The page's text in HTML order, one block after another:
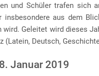
und Schüler trafen sich
insbesondere aus dem
wird. Geleitet wird dieses
(Latein, Deutsch,
Januar 2019